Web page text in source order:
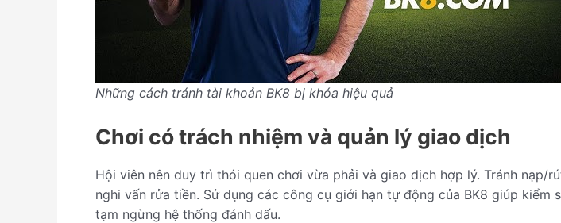
Những cách tránh tài khoản BK8 bị khóa hiệu quả
Chơi có trách nhiệm và quản lý giao dịch
Hội viên nên duy trì thói quen chơi vừa phải và giao dịch hợp lý. Tránh
nghi vấn rửa tiền. Sử dụng các công cụ giới hạn tự động của BK8 giúp
tạm ngừng hệ thống đánh dấu.